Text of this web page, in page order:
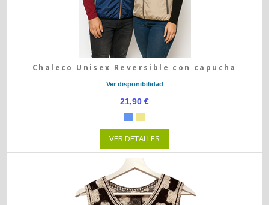
Chaleco Unisex Reversible con capucha
Ver disponibilidad
21,90 €
VER DETALLES